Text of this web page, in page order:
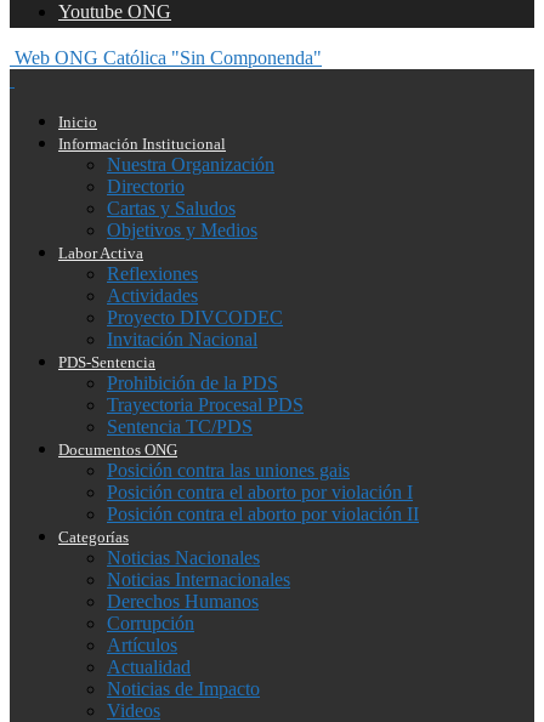
Youtube ONG
Web ONG Católica "Sin Componenda"
Inicio
Información Institucional
Nuestra Organización
Directorio
Cartas y Saludos
Objetivos y Medios
Labor Activa
Reflexiones
Actividades
Proyecto DIVCODEC
Invitación Nacional
PDS-Sentencia
Prohibición de la PDS
Trayectoria Procesal PDS
Sentencia TC/PDS
Documentos ONG
Posición contra las uniones gais
Posición contra el aborto por violación I
Posición contra el aborto por violación II
Categorías
Noticias Nacionales
Noticias Internacionales
Derechos Humanos
Corrupción
Artículos
Actualidad
Noticias de Impacto
Videos